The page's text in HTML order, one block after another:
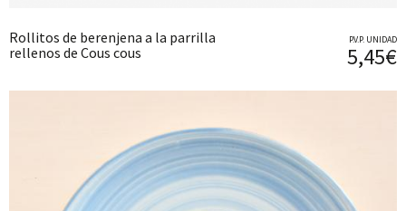
Rollitos de berenjena a la parrilla
rellenos de Cous cous
P.V.P. UNIDAD
5,45€